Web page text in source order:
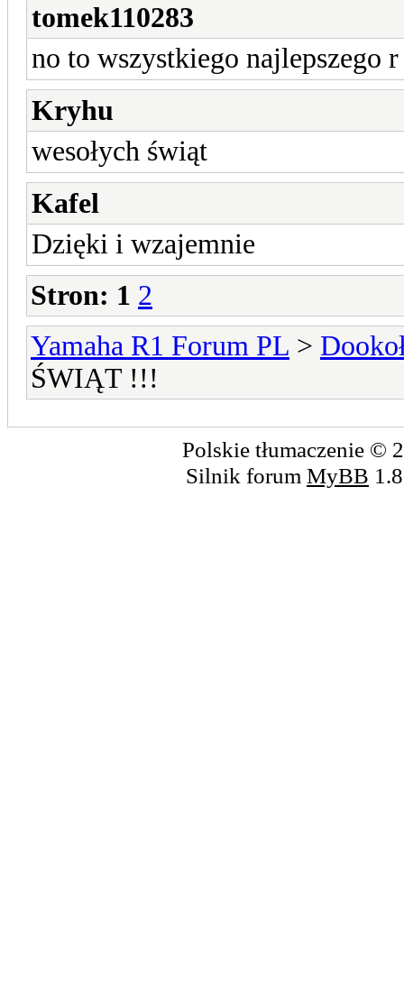
tomek110283
no to wszystkiego najlepszego
Kryhu
wesołych świąt
Kafel
Dzięki i wzajemnie
Stron: 1 2
Yamaha R1 Forum PL >
ŚWIĄT !!!
Polskie tłumaczenie ©
Silnik forum MyBB